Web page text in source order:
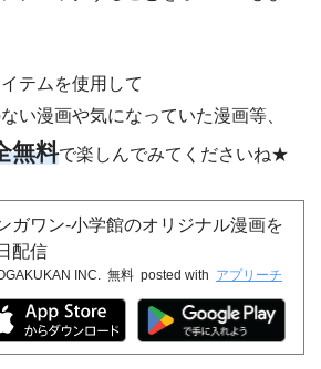
テムを使用して
い漫画や気になっていた漫画等、
無料で楽しんでみてくださいね★
ガワン-小学館のオリジナル漫画を
配信
INC. 無料 posted with アプリーチ